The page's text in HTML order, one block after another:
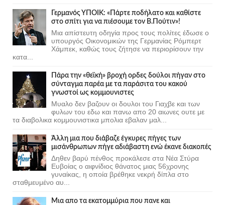
Γερμανός ΥΠΟΙΚ: «Πάρτε ποδήλατο και καθίστε
στο σπίτι για να πιέσουμε τον Β.Πούτιν»!
Μια απίστευτη οδηγία προς τους πολίτες έδωσε ο
υπουργός Οικονομικών της Γερμανίας Ρόμπερτ
Χάμπεκ, καθώς τους ζήτησε να περιορίσουν την
κατα...
Πάρα την «θεϊκή» βροχή ορδες δούλοι πήγαν στο
σύνταγμα παρέα με τα παράσιτα του κακού
γνωστοί ως κομμουνιστες
Μυαλο δεν βαζουν οι δουλοι του Γιαχβε και των
φυλων του εδω και πανω απο 20 αιωνες ουτε με
τα διαβολικα κομμουνιστικα μπολια εβαλαν μαλ...
Άλλη μια που διάβαζε έγκυρες πήγες των
μισάνθρωπων πήγε αδιάβαστη ενώ έκανε διακοπές
Δηθεν βαρύ πένθος προκάλεσε στα Νέα Στύρα
Ευβοίας ο αιφνίδιος θάνατος μιας 56χρονης
γυναίκας, η οποία βρέθηκε νεκρή δίπλα στο
σταθμευμένο αυ...
Μια απο τα εκατομμύρια που πανε και